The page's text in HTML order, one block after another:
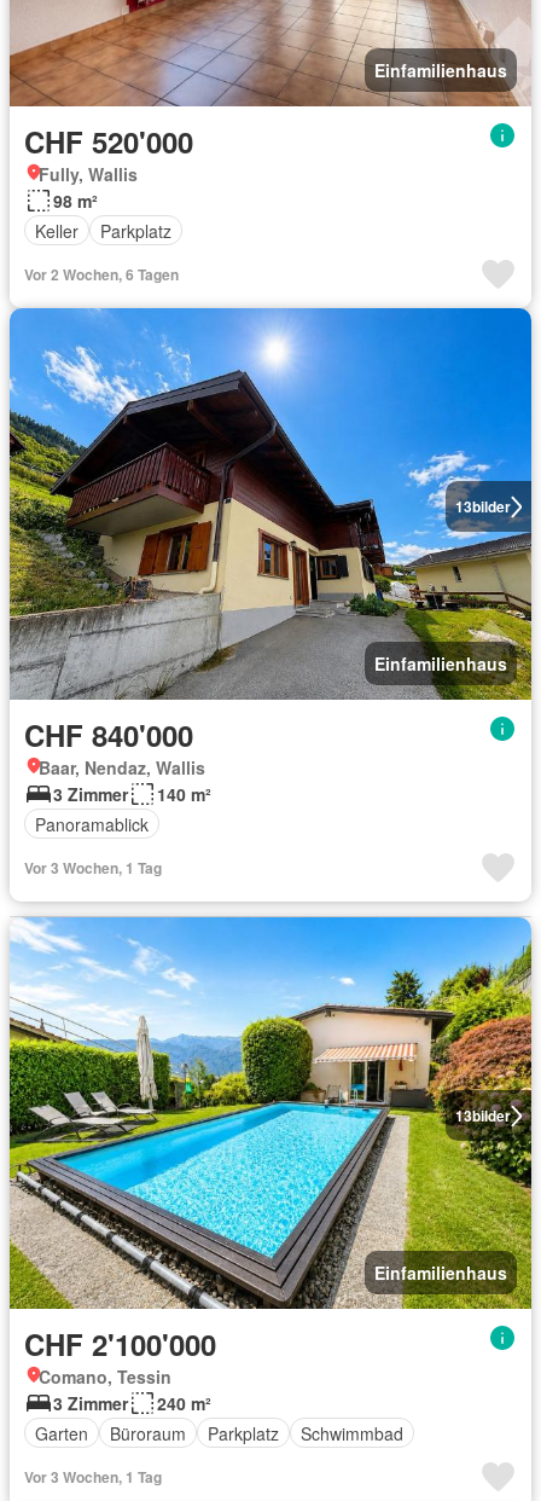
Einfamilienhaus
CHF 520'000
Fully, Wallis
98 m²
Keller
Parkplatz
Vor 2 Wochen, 6 Tagen
13bilder
Einfamilienhaus
CHF 840'000
Baar, Nendaz, Wallis
3 Zimmer
140 m²
Panoramablick
Vor 3 Wochen, 1 Tag
13bilder
Einfamilienhaus
CHF 2'100'000
Comano, Tessin
3 Zimmer
240 m²
Garten
Büroraum Parkplatz Schwimmbad
Vor 3 Wochen, 1 Tag